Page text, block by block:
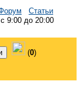
Статьи
с 9:00 до 20:00
(0)